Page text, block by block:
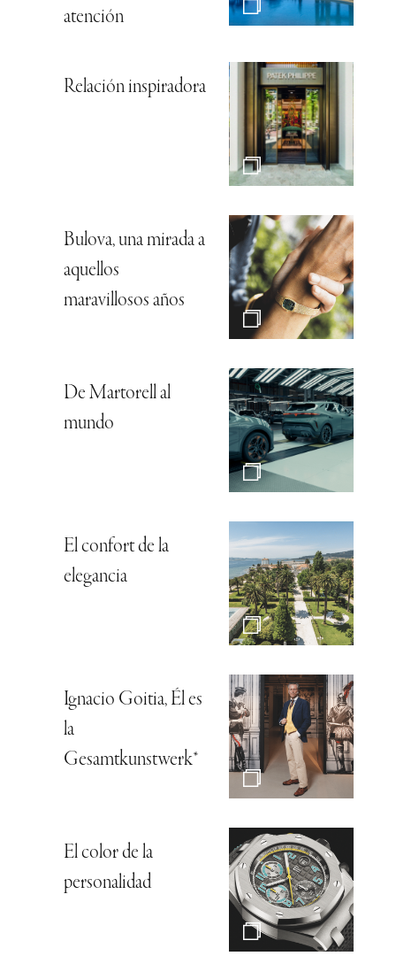
atención
Relación inspiradora
Bulova, una mirada a
aquellos
maravillosos años
De Martorell al
mundo
El confort de la
elegancia
Ignacio Goitia, Él es
la
Gesamtkunstwerk*
El color de la
personalidad